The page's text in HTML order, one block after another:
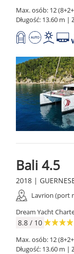
Max. osób: 12
Długość: 13.60 m
Bali 4.5
2018 |
Lavrion (port
Dream Yacht
8.8 / 10
Max. osób: 12
Długość: 13.60 m